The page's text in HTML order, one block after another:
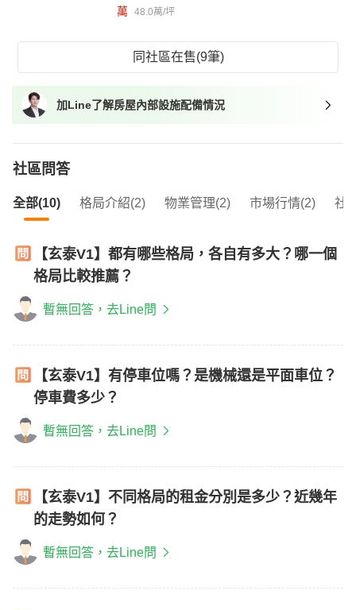
萬 48.0萬/坪
同社區在售(9筆)
加Line了解房屋內部設施配備情況
社區問答
全部(10) 格局介紹(2) 物業管理(2) 市場行情(2) 社
【玄泰V1】都有哪些格局，各自有多大？哪一個
格局比較推薦？
暫無回答，去Line問
【玄泰V1】有停車位嗎？是機械還是平面車位？
停車費多少？
暫無回答，去Line問
【玄泰V1】不同格局的租金分別是多少？近幾年
的走勢如何？
暫無回答，去Line問